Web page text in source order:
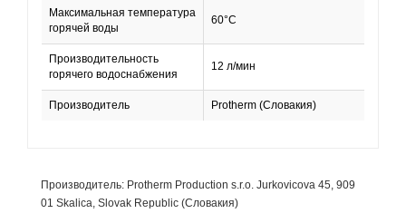
Максимальная температура
горячей воды
60°C
Производительность
горячего водоснабжения
12 л/мин
Производитель Protherm (Словакия)
Производитель: Protherm Production s.r.o. Jurkovicova 45, 909
01 Skalica, Slovak Republic (Словакия)